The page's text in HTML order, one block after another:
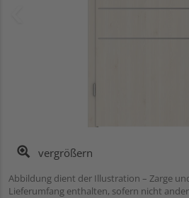
vergrößern
Abbildung dient der Illustration – Zarge
Lieferumfang enthalten, sofern nicht